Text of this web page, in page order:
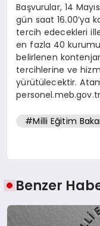
Başvurular, 14
gün saat 16.00’ya
tercih edecekleri
en fazla 40
belirlenen
tercihlerine ve
yürütülecektir.
#Milli Eğitim
Benzer